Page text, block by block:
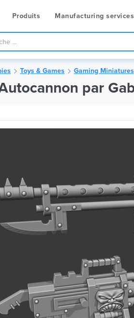
Produits Manufacturing services
Toys & Games Gaming Miniatures
par